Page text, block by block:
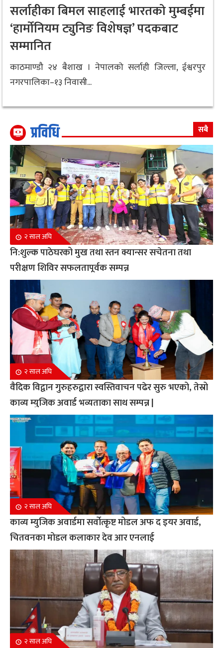
सर्लाहीका बिमल साहलाई भारतको मुम्बईमा
‘हार्मोनियम ट्युनिङ विशेषज्ञ’ पदकबाट
सम्मानित
काठमाण्डौ २४ बैशाख । नेपालको सर्लाही जिल्ला, ईश्वरपुर
नगरपालिका–१३ निवासी...
प्रविधि सबै
२ साल अघि
नि:शुल्क पाठेघरको मुख तथा स्तन क्यान्सर सचेतना तथा
परीक्षण शिविर सफलतापूर्वक सम्पन्न
२ साल अघि
वैदिक विद्वान गुरुहरुद्वारा स्वस्तिवाचन पढेर सुरु भएको, तेस्रो
काव्य म्युजिक अवार्ड भव्यताका साथ सम्पन्न |
२ साल अघि
काव्य म्युजिक अवार्डमा सर्वोत्कृष्ट मोडल अफ द इयर अवार्ड,
चितवनका मोडल कलाकार देव आर एनलाई
२ साल अघि